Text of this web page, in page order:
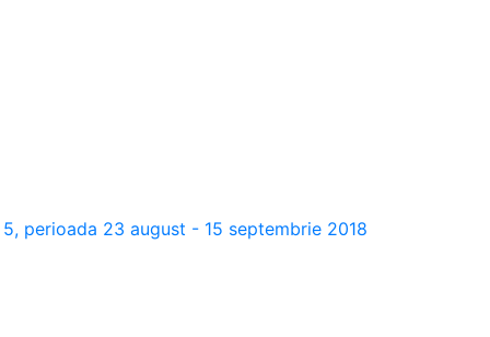
perioada 23 august - 15 septembrie 2018